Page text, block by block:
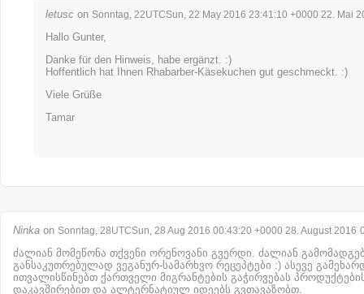
letusc on Sonntag, 22UTCSun, 22 May 2016 23:41:10 +0000 22. Mai
Hallo Gunter,
Danke für den Hinweis, habe ergänzt. :)
Hoffentlich hat Ihnen Rhabarber-Käsekuchen gut geschmeckt. :)
Viele Grüße
Tamar
Ninka on Sonntag, 28UTCSun, 28 Aug 2016 00:43:20 +0000 28. August 2016
ძალიან მომეწონა თქვენი ორენოვანი გვერდი. ძალიან
განსაკუთრებულად ვეგანურ-სამარხვო რეცეპტები :) ასევე
ითვალისწინებთ ქართველი მიგრანტების გაჭირვებას
დაკავშირებით და ალტერნატიულ იდეებს გვთავაზობთ.